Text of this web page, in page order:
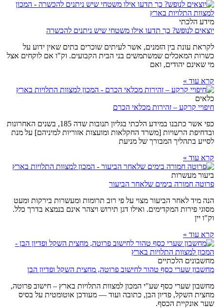
מידע הלכתי
יוצאים לנופש? כך תדעו אילו משטחי שיש ניתנים להכשרה
לקראת עונת בין הזמנים, אשר לעיתים שוכרים בתים שאין ידוע על
כשרות המאכלים שמשתמשים בני הבית הקבועים. וק"ו אם לוקחים אצל
מי שאינם יהודים, ואם
קרא עוד »
כלאים
חיפויי קרקע – זהירות מכלאי הכרם
כפי אשר כתבנו במידע הלכתי בגליון תנובות שדה 185, בשנים האחרונות
ובדחיפת הרשויות [משרד החקלאות ומועצות אזוריות למיניהם] על מנת
לסייע בתהליך המבורך של מניעת
קרא עוד »
ביעור מעשרות
פרוטה חמורה בימים שלאחר הביעור
הנה מיד לאחר הביעור מצוי על פי רוב תרומות ומעשרות בירקות ומעט
מסוגי פירות המקדימים. ואילו דגן תירוש ויצהר אינם בנמצא בדרך כלל.
וק"ו יין
קרא עוד »
מחשבונים הלכתיים
מחשבון שערי כסף טהור לחישוב פרוטה, מחצית השקל ופדיון הבן
מחשבון שערי כסף שע"י המכון למצוות התלויות בארץ – חישוב פרוטה,
מחצית השקל, פדיון הבן, כתובה ועוד — מעודכן אוטומטית על בסיס
שער אונקיית הכסף.